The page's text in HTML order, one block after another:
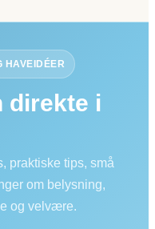
HAVEIDÉER
direkte i
praktiske tips, små
om belysning,
og velvære.